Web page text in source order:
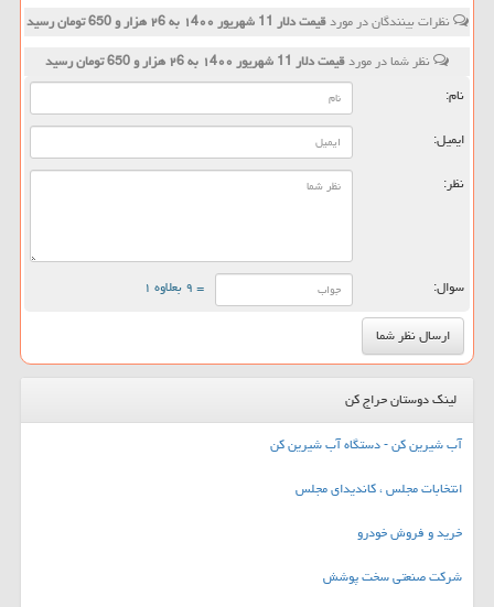
نظرات بینندگان در موردقیمت دلار 11 شهریور ۱4۰۰ به ۲6 هزار و 650 تومان رسید
نظر شما در موردقیمت دلار 11 شهریور ۱4۰۰ به ۲6 هزار و 650 تومان رسید
نام:
ایمیل:
نظر:
سوال: = ۹ بعلاوه ۱
لینک دوستان حراج کن
آب شیرین کن - دستگاه آب شیرین کن
انتخابات مجلس ، کاندیدای مجلس
خرید و فروش خودرو
شرکت صنعتی سخت پوشش